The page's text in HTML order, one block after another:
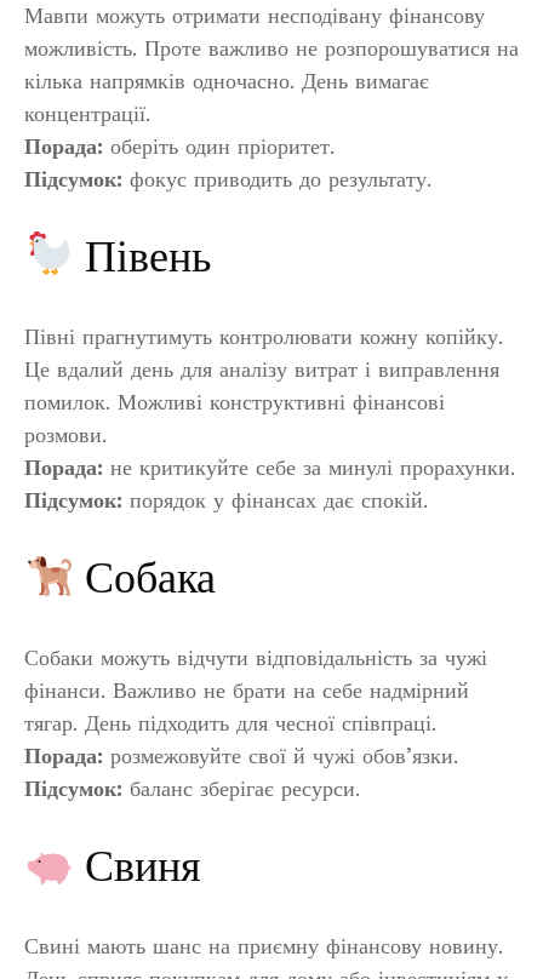
Мавпи можуть отримати несподівану фінансову
можливість. Проте важливо не розпорошуватися на
кілька напрямків одночасно. День вимагає
концентрації.
Порада: оберіть один пріоритет.
Підсумок: фокус приводить до результату.
Півень
Півні прагнутимуть контролювати кожну копійку.
Це вдалий день для аналізу витрат і виправлення
помилок. Можливі конструктивні фінансові
розмови.
Порада: не критикуйте себе за минулі прорахунки.
Підсумок: порядок у фінансах дає спокій.
Собака
Собаки можуть відчути відповідальність за чужі
фінанси. Важливо не брати на себе надмірний
тягар. День підходить для чесної співпраці.
Порада: розмежовуйте свої й чужі обов’язки.
Підсумок: баланс зберігає ресурси.
Свиня
Свині мають шанс на приємну фінансову новину.